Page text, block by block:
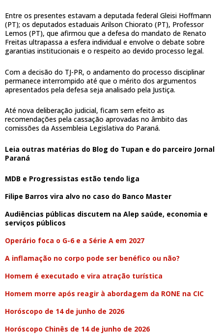
Entre os presentes estavam a deputada federal Gleisi Hoffmann
(PT); os deputados estaduais Arilson Chiorato (PT), Professor
Lemos (PT), que afirmou que a defesa do mandato de Renato
Freitas ultrapassa a esfera individual e envolve o debate sobre
garantias institucionais e o respeito ao devido processo legal.
Com a decisão do TJ-PR, o andamento do processo disciplinar
permanece interrompido até que o mérito dos argumentos
apresentados pela defesa seja analisado pela Justiça.
Até nova deliberação judicial, ficam sem efeito as
recomendações pela cassação aprovadas no âmbito das
comissões da Assembleia Legislativa do Paraná.
Leia outras matérias do Blog do Tupan e do parceiro Jornal
Paraná
MDB e Progressistas estão tendo liga
Filipe Barros vira alvo no caso do Banco Master
Audiências públicas discutem na Alep saúde, economia e
serviços públicos
Operário foca o G-6 e a Série A em 2027
A inflamação no corpo pode ser benéfico ou não?
Homem é executado e vira atração turística
Homem morre após reagir à abordagem da RONE na CIC
Horóscopo de 14 de junho de 2026
Horóscopo Chinês de 14 de junho de 2026